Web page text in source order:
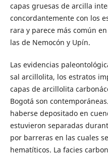
capas gruesas de arcilla
concordantemente con los
rara y parece más común
las de Nemocón y Upín.
Las evidencias
sal arcillolita, los estratos
capas de arcillolita
Bogotá son
haberse depositado en
estuvieron separadas
por barreras en las cuales
hematíticos. La facies